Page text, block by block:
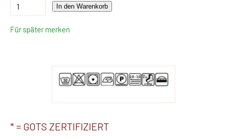
In den Warenkorb
Für später merken
* = GOTS ZERTIFIZIERT